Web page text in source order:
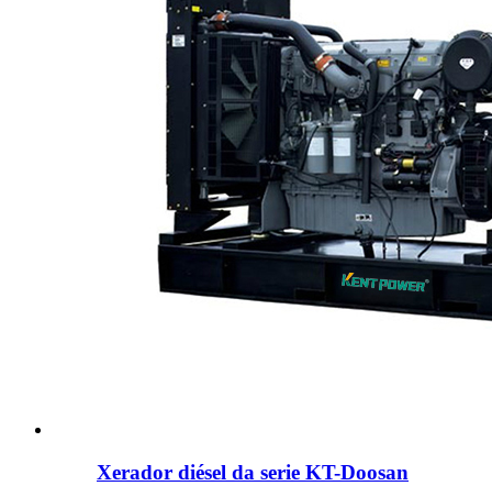
Xerador diésel da serie KT-Doosan